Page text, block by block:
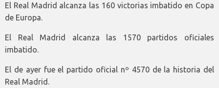
El Real Madrid alcanza las 160 victorias imbatido en Copa
de Europa.
El Real Madrid alcanza las 1570 partidos oficiales
imbatido.
El de ayer fue el partido oficial nº 4570 de la historia del
Real Madrid.